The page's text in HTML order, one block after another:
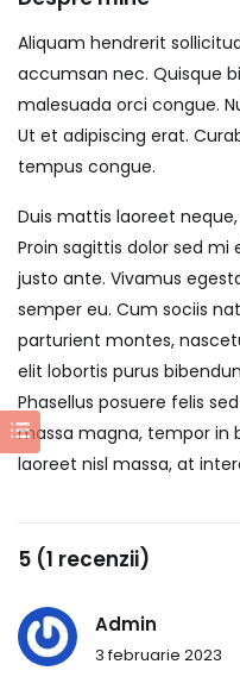
Aliquam hendrerit
accumsan nec. Quisque
malesuada orci congue.
Ut et adipiscing erat.
tempus congue.
Duis mattis laoreet
Proin sagittis dolor sed
justo ante. Vivamus
semper eu. Cum sociis
parturient montes,
elit lobortis purus
Phasellus posuere felis
massa magna, tempor in
laoreet nisl massa, at
5 (1 recenzii)
Admin
3 februarie 2023